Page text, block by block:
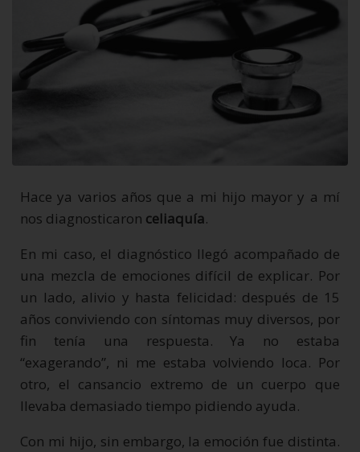
Hace ya varios años que a mi hijo mayor y a mí
nos diagnosticaron celiaquía.
En mi caso, el diagnóstico llegó acompañado de
una mezcla de emociones difícil de explicar. Por
un lado, alivio y hasta felicidad: después de 15
años conviviendo con síntomas muy diversos, por
fin tenía una respuesta. Ya no estaba
“exagerando”, ni me estaba volviendo loca. Por
otro, el cansancio extremo de un cuerpo que
llevaba demasiado tiempo pidiendo ayuda.
Con mi hijo, sin embargo, la emoción fue distinta.